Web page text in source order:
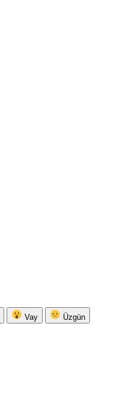
Vay Üzgün